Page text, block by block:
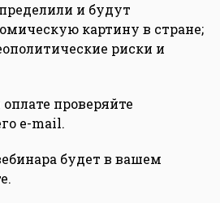
и будут
картину в стране;
риски и
проверяйте
e-mail.
будет в вашем